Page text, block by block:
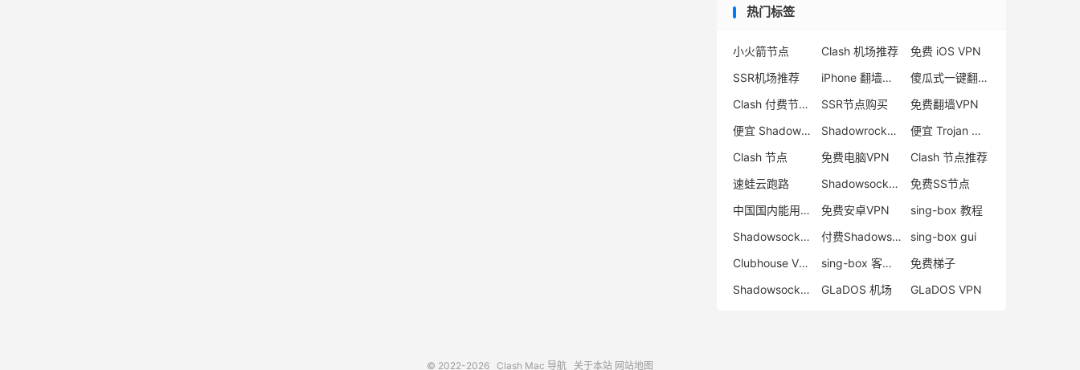
热门标签
小火箭节点 Clash 机场推荐
免费 iOS VPN
SSR机场推荐
iPhone 翻墙代理软件
傻瓜式一键翻墙VPN客户端
Clash 付费节点购买
SSR节点购买
免费翻墙VPN
便宜 Shadowsocks 购买
Shadowrocket 地址
便宜 Trojan 购买
Clash 节点
免费电脑VPN
Clash 节点推荐
速蛙云跑路
Shadowsocks 付费节点
免费SS节点
中国国内能用的翻墙VPN推荐
免费安卓VPN
sing-box 教程
Shadowsocks 节点哪里买
付费Shadowsocks推荐
sing-box gui
Clubhouse VPN
sing-box 客户端配置
免费梯子
Shadowsocks 服务器
GLaDOS 机场 GLaDOS VPN
© 2022-2026 Clash Mac 导航 关于本站 网站地图